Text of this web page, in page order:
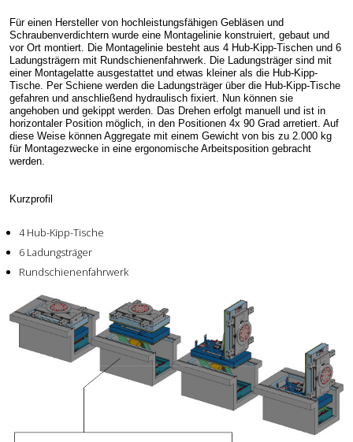
Für einen Hersteller von hochleistungsfähigen Gebläsen und
Schraubenverdichtern wurde eine Montagelinie konstruiert, gebaut und
vor Ort montiert. Die Montagelinie besteht aus 4 Hub-Kipp-Tischen und 6
Ladungsträgern mit Rundschienenfahrwerk. Die Ladungsträger sind mit
einer Montagelatte ausgestattet und etwas kleiner als die Hub-Kipp-
Tische. Per Schiene werden die Ladungsträger über die Hub-Kipp-Tische
gefahren und anschließend hydraulisch fixiert. Nun können sie
angehoben und gekippt werden. Das Drehen erfolgt manuell und ist in
horizontaler Position möglich, in den Positionen 4x 90 Grad arretiert. Auf
diese Weise können Aggregate mit einem Gewicht von bis zu 2.000 kg
für Montagezwecke in eine ergonomische Arbeitsposition gebracht
werden.
Kurzprofil
4 Hub-Kipp-Tische
6 Ladungsträger
Rundschienenfahrwerk